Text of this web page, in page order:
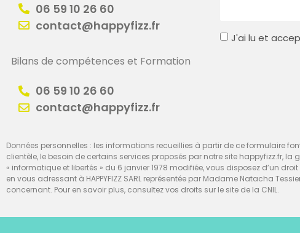
06 59 10 26 60
contact@happyfizz.fr
Bilans de compétences et Formation
06 59 10 26 60
contact@happyfizz.fr
J'ai lu et
Données personnelles : les informations recueillies à partir de ce formulaire
clientèle, le besoin de certains services proposés par notre site happyfizz.fr, la
« informatique et libertés » du 6 janvier 1978 modifiée, vous disposez d’un
en vous adressant à HAPPYFIZZ SARL représentée par Madame Natacha
concernant. Pour en savoir plus, consultez vos droits sur le site de la CNIL.